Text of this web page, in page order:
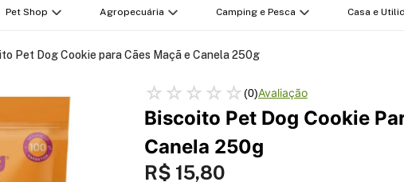
Pet Shop Agropecuária Camping e Pesca Casa e
Pet Dog Cookie para Cães Maçã e Canela 250g
☆ ☆ ☆ ☆ ☆(0)
Biscoito Pet Dog Cookie
Canela 250g
R$ 15,80